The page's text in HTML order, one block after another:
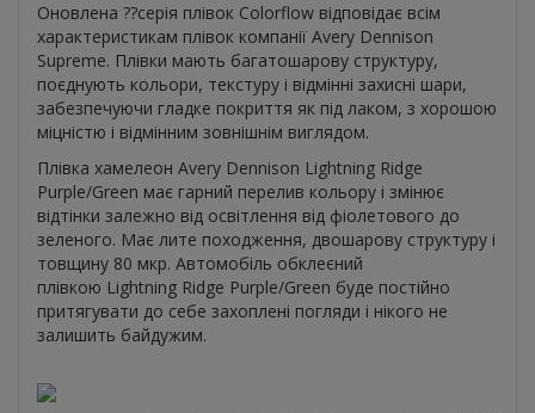
Оновлена ??серія плівок Colorflow відповідає всім
характеристикам плівок компанії Avery Dennison
Supreme. Плівки мають багатошарову структуру,
поєднують кольори, текстуру і відмінні захисні шари,
забезпечуючи гладке покриття як під лаком, з хорошою
міцністю і відмінним зовнішнім виглядом.
Плівка хамелеон Avery Dennison Lightning Ridge
Purple/Green має гарний перелив кольору і змінює
відтінки залежно від освітлення від фіолетового до
зеленого. Має лите походження, двошарову структуру і
товщину 80 мкр. Автомобіль обклеєний
плівкою Lightning Ridge Purple/Green буде постійно
притягувати до себе захоплені погляди і нікого не
залишить байдужим.